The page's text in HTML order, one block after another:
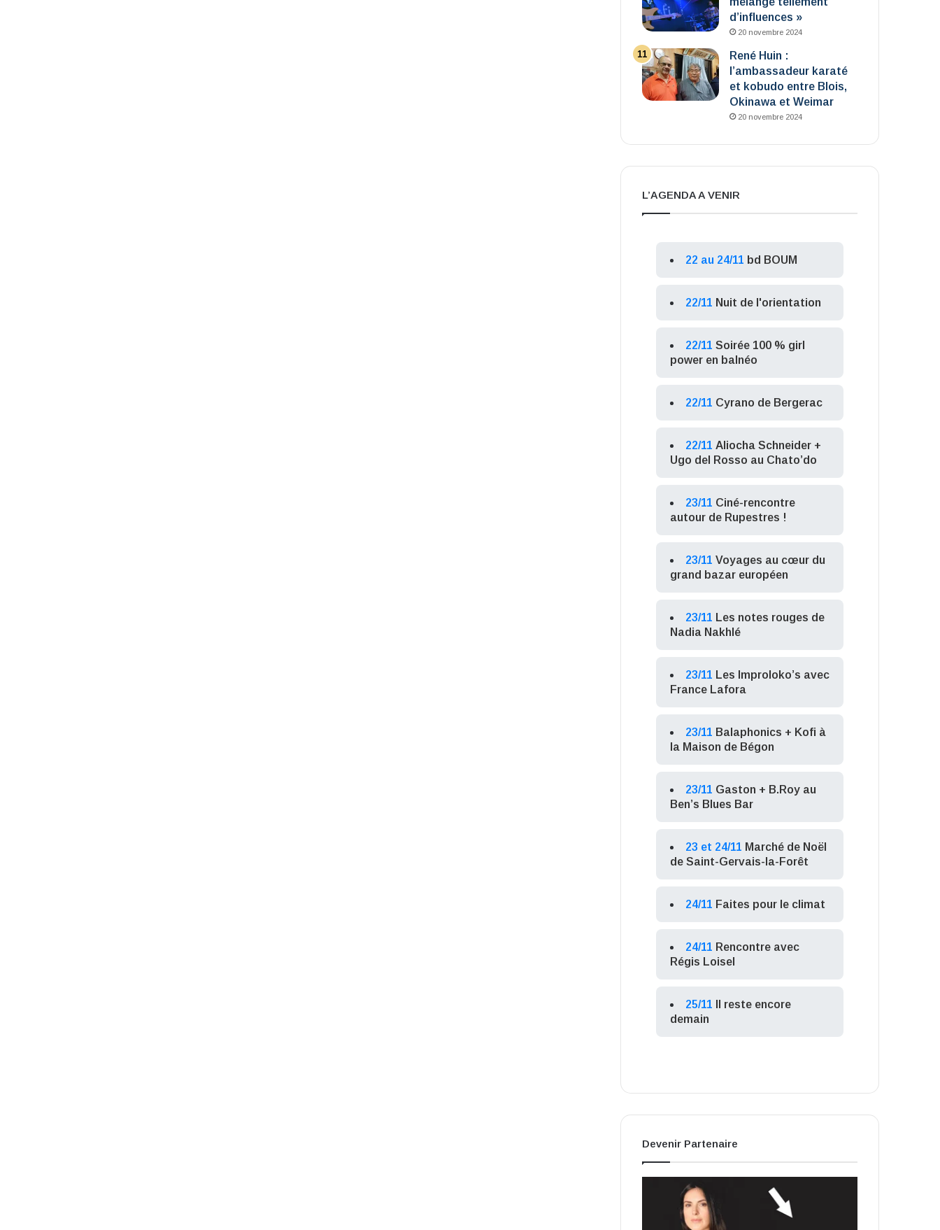
d’influences »
20 novembre 2024
René Huin :
l’ambassadeur karaté
et kobudo entre Blois,
Okinawa et Weimar
20 novembre 2024
L’AGENDA A VENIR
22 au 24/11 bd BOUM
22/11 Nuit de l'orientation
22/11 Soirée 100 % girl
power en balnéo
22/11 Cyrano de Bergerac
22/11 Aliocha Schneider +
Ugo del Rosso au Chato’do
23/11 Ciné-rencontre
autour de Rupestres !
23/11 Voyages au cœur du
grand bazar européen
23/11 Les notes rouges de
Nadia Nakhlé
23/11 Les Improloko’s avec
France Lafora
23/11 Balaphonics + Kofi à
la Maison de Bégon
23/11 Gaston + B.Roy au
Ben’s Blues Bar
23 et 24/11 Marché de Noël
de Saint-Gervais-la-Forêt
24/11 Faites pour le climat
24/11 Rencontre avec
Régis Loisel
25/11
Il reste encore
demain
Devenir Partenaire